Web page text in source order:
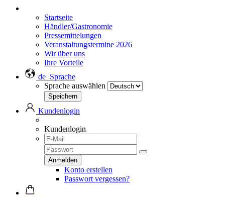
Startseite
Händler/Gastronomie
Pressemittelungen
Veranstaltungstermine 2026
Wir über uns
Ihre Vorteile
de Sprache
Sprache auswählen
Kundenlogin
Kundenlogin
Konto erstellen
Passwort vergessen?